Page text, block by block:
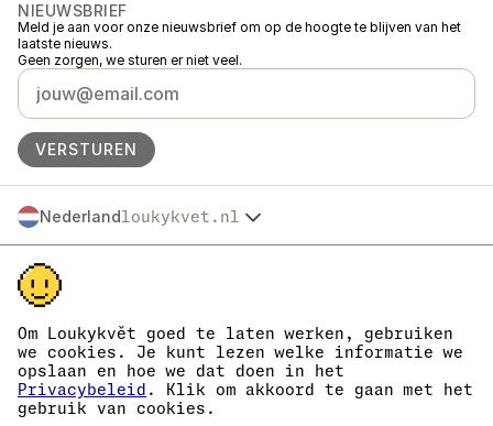
Om Loukykvět goed te laten werken, gebruiken
we cookies. Je kunt lezen welke informatie we
opslaan en hoe we dat doen in het
Privacybeleid . Klik om akkoord te gaan met het
gebruik van cookies.
NIEUWSBRIEF
Meld je aan voor onze nieuwsbrief om op de hoogte te blijven van het
laatste nieuws.
Geen zorgen, we sturen er niet veel.
VERSTUREN
Nederlandloukykvet.nl
Česko
Slovensko
Polska
Österreich
Deutschland
France
België
Danmark
Eesti
Loukykvět s.r.o. staat ingeschreven in het handelsregister van de
gemeentelijke rechtbank in Praag, sectie C, dossier 268616.
EKF00180493.
Wij gebruiken registratienummer 0636 voor de afgifte van
plantenpaspoorten.
Ons KvK-nummer is 05663687, btw-nummer is CZ05663687.
Het ID van de data box is eng827q.
Het EORI-nummer is CZ05663687.